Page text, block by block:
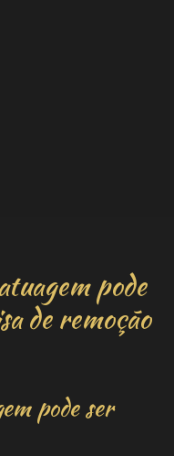
pode
de remoção
pode ser